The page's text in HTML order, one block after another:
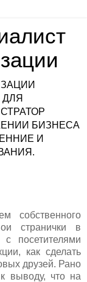
БИЗНЕСА
И
собственного
странички в
посетителями
как сделать
друзей. Рано
выводу, что на